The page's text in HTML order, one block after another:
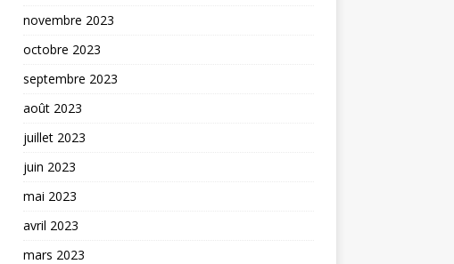
novembre 2023
octobre 2023
septembre 2023
août 2023
juillet 2023
juin 2023
mai 2023
avril 2023
mars 2023